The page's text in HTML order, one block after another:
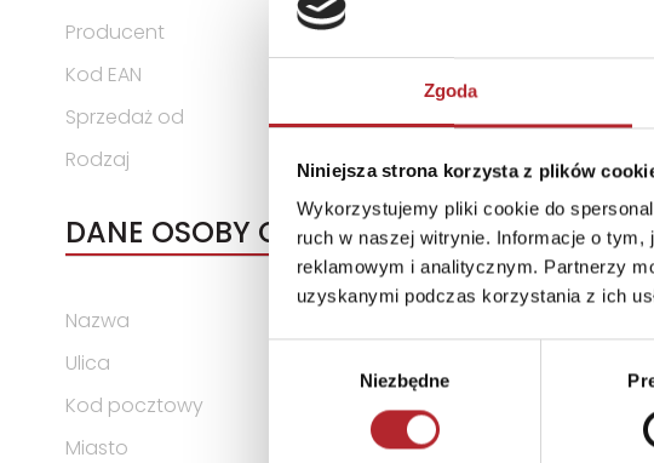
Zgoda
Niniejsza strona korzysta z plików
Wykorzystujemy pliki cookie do
ruch w naszej witrynie. Informacje o
reklamowym i analitycznym. Partnerzy
uzyskanymi podczas korzystania z ich
Niezbędne
Producent
Schmidt Puzzle
Kod EAN
Sprzedaż od
2023-04-19
Rodzaj
Zabawki
DANE OSOBY ODPOWIEDZIALNEJ
Nazwa
Ulica
Kod pocztowy
Miasto